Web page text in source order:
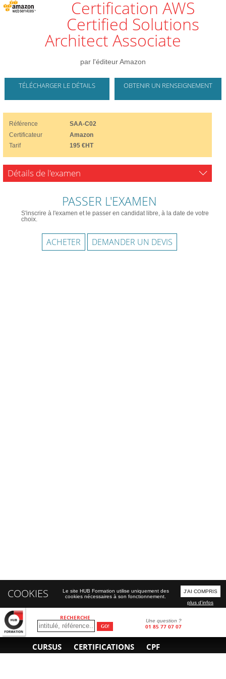
RECHERCHE Une question ?
01 85 77 07 07
CURSUS CERTIFICATIONS CPF
Certification AWS
Certified Solutions
Architect Associate
par l'éditeur Amazon
TÉLÉCHARGER LE DÉTAILS OBTENIR UN RENSEIGNEMENT
Référence
SAA-C02
Certificateur
Amazon
Tarif
195 €HT
Détails de l'examen
PASSER L'EXAMEN
S'inscrire à l'examen et le passer en candidat libre, à la date de votre
choix.
ACHETER DEMANDER UN DEVIS
COOKIES
Le site HUB Formation utilise uniquement des
cookies nécessaires à son fonctionnement.
J'AI COMPRIS
plus d'infos